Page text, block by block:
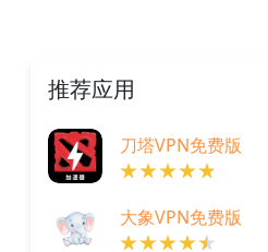
推荐应用
刀塔VPN免费版
大象VPN免费版